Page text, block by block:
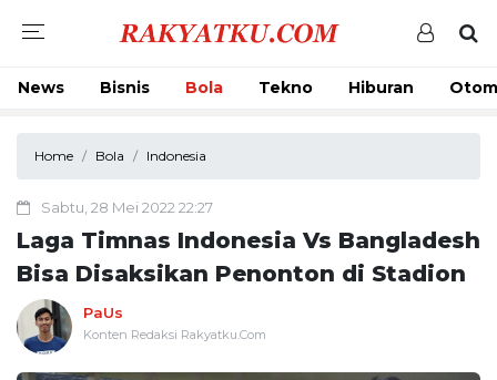
News Bisnis Bola Tekno Hiburan
Home Bola Indonesia
Sabtu, 28 Mei 2022 22:27
Laga Timnas Indonesia Vs Bangladesh
Bisa Disaksikan Penonton di Stadion
PaUs
Konten Redaksi Rakyatku.Com